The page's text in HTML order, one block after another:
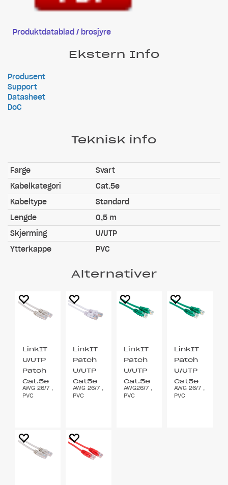
Produktdatablad / brosjyre
Ekstern Info
Produsent
Support
Datasheet
DoC
Teknisk info
Farge
Svart
Kabelkategori
Cat.5e
Kabeltype
Standard
Lengde
0,5 m
Skjerming
U/UTP
Ytterkappe
PVC
Alternativer
LinkIT
U/UTP
Patch
Cat.5e
grå
AWG 26/7 ,
PVC
LinkIT
Patch
U/UTP
Cat5e
hvit
AWG 26/7 ,
PVC
LinkIT
Patch
U/UTP
Cat.5e
grønn
AWG26/7 ,
PVC
LinkIT
Patch
U/UTP
Cat5e
grønn
AWG 26/7 ,
PVC